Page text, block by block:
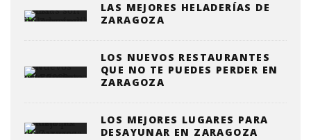
LAS MEJORES HELADERÍAS DE
ZARAGOZA
LOS NUEVOS RESTAURANTES
QUE NO TE PUEDES PERDER EN
ZARAGOZA
LOS MEJORES LUGARES PARA
DESAYUNAR EN ZARAGOZA